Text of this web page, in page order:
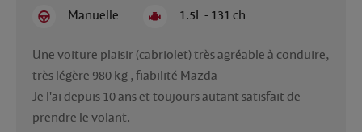
Manuelle 1.5L - 131 ch
Une voiture plaisir (cabriolet) très agréable à conduire,
très légère 980 kg , fiabilité Mazda
Je l'ai depuis 10 ans et toujours autant satisfait de
prendre le volant.